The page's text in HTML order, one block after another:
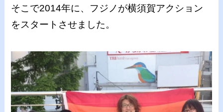
そこで2014年に、フジノが横須賀アクション
をスタートさせました。